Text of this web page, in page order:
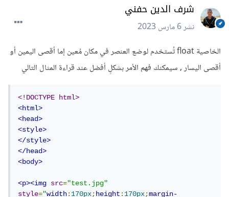
شرف الدين حفني
نشر6 مارس 2023
الخاصية float تُستخدم لوضع العنصر في مكان مُعين إما أقصى اليمين أو
أقصى اليسار , سيمكنك فهم الأمر بشكلٍ أفضل عند قراءة المثال التالي
<!DOCTYPE html>
<html>
<head>
<style>
</style>
</head>
<body>
<p><img src="test.jpg"
style="width:170px;height:170px;margin-